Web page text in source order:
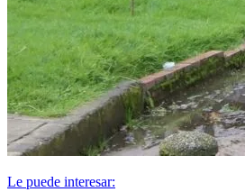
Le puede interesar: